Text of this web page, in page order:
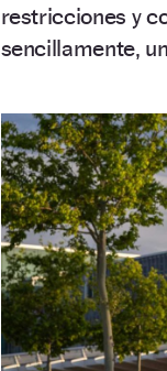
restricciones y
sencillamente,